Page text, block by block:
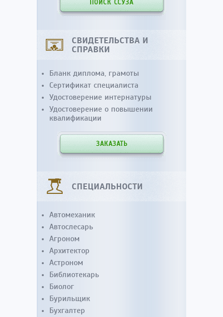
ПОИСК ССУЗА
СВИДЕТЕЛЬСТВА И
СПРАВКИ
Бланк диплома, грамоты
Сертификат специалиста
Удостоверение интернатуры
Удостоверение о повышении
квалификации
ЗАКАЗАТЬ
СПЕЦИАЛЬНОСТИ
Автомеханик
Автослесарь
Агроном
Архитектор
Астроном
Библиотекарь
Биолог
Бурильщик
Бухгалтер